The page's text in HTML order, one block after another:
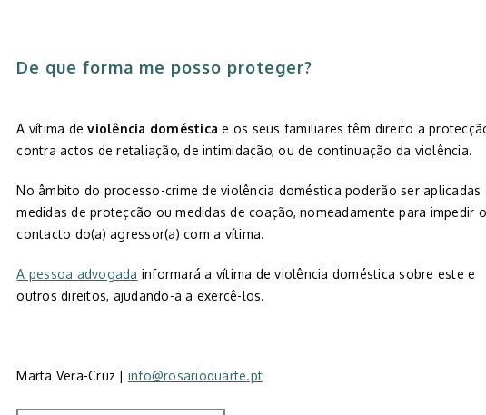
De que forma me posso proteger?
A vítima deviolência doméstica e os seus familiares têm direito a
contra actos de retaliação, de intimidação, ou de continuação da violência.
No âmbito do processo-crime de violência doméstica poderão ser aplicadas
medidas de proteçcão ou medidas de coação, nomeadamente para impedir o
contacto do(a) agressor(a) com a vítima.
A pessoa advogada informará a vítima de violência doméstica sobre este e
outros direitos, ajudando-a a exercê-los.
Marta Vera-Cruz | info@rosarioduarte.pt